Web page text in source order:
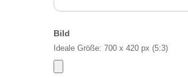
Bild
Ideale Größe: 700 x 420 px (5:3)